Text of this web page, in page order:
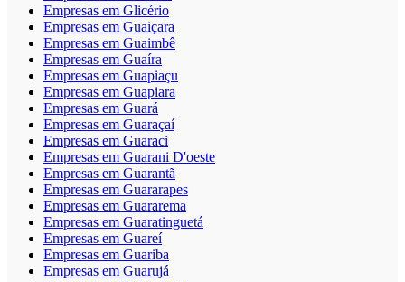
Empresas em Glicério
Empresas em Guaiçara
Empresas em Guaimbê
Empresas em Guaíra
Empresas em Guapiaçu
Empresas em Guapiara
Empresas em Guará
Empresas em Guaraçaí
Empresas em Guaraci
Empresas em Guarani D'oeste
Empresas em Guarantã
Empresas em Guararapes
Empresas em Guararema
Empresas em Guaratinguetá
Empresas em Guareí
Empresas em Guariba
Empresas em Guarujá